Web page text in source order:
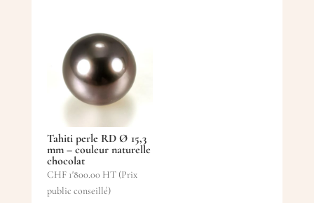
Tahiti perle RD Ø 15,3
mm – couleur naturelle
chocolat
CHF 1'800.00 HT (Prix
public conseillé)